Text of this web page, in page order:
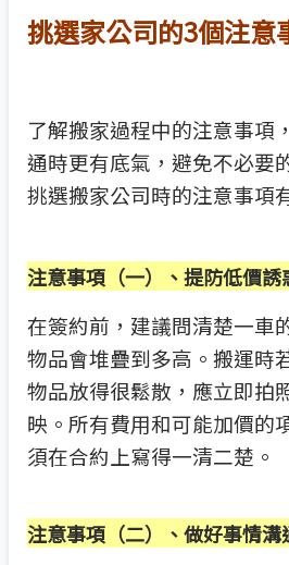
挑選家公司的3個注意
了解搬家過程中的注意事項
通時更有底氣，避免不必要
挑選搬家公司時的注意事項
注意事項（一）、提防低價誘
在簽約前，建議問清楚一車
物品會堆疊到多高。搬運時
物品放得很鬆散，應立即拍
映。所有費用和可能加價的
須在合約上寫得一清二楚。
注意事項（二）、做好事情溝